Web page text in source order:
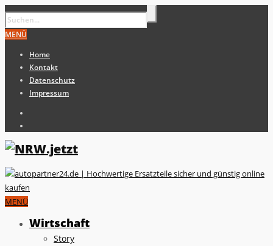
MENÜ
Home
Kontakt
Datenschutz
Impressum
MENÜ
Wirtschaft
Story